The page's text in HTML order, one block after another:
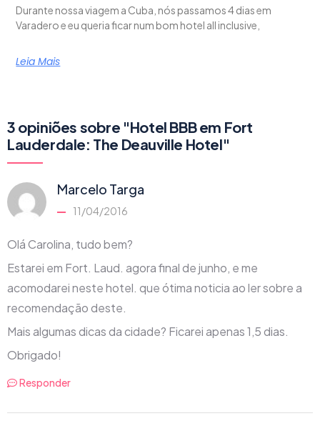
Durante nossa viagem a Cuba, nós passamos 4 dias em
Varadero e eu queria ficar num bom hotel all inclusive,
Leia Mais
3 opiniões sobre "Hotel BBB em Fort
Lauderdale: The Deauville Hotel"
Marcelo Targa
11/04/2016
Olá Carolina, tudo bem?
Estarei em Fort. Laud. agora final de junho, e me
acomodarei neste hotel. que ótima noticia ao ler sobre a
recomendação deste.
Mais algumas dicas da cidade? Ficarei apenas 1,5 dias.
Obrigado!
Responder